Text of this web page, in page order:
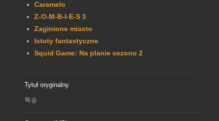
Caramelo
Z-O-M-B-I-E-S 3
Zaginione miasto
Istoty fantastyczne
Squid Game: Na planie sezonu 2
Tytuł oryginalny
특송